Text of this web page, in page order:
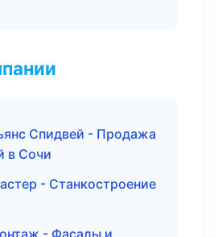
Спидвей - Продажа
в Сочи
- Станкостроение
- Фасады и